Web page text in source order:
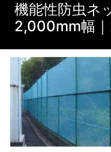
機能性防虫ネ
2,000mm幅